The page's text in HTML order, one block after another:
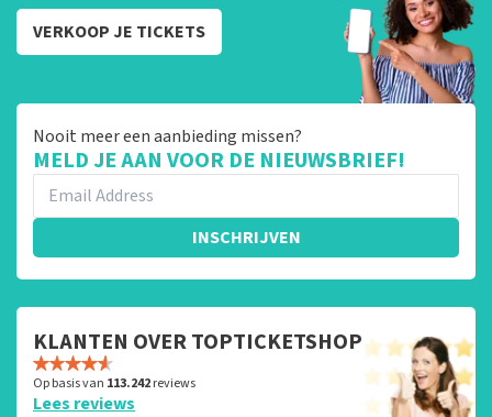
VERKOOP JE TICKETS
Nooit meer een aanbieding missen?
MELD JE AAN VOOR DE NIEUWSBRIEF!
INSCHRIJVEN
KLANTEN OVER TOPTICKETSHOP
Op basis van 113.242reviews
Lees reviews